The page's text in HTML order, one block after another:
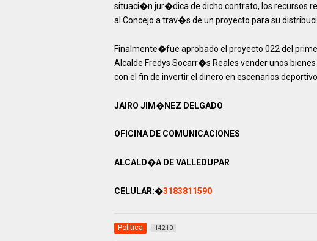
situaci�n jur�dica de dicho contrato, los recursos
al Concejo a trav�s de un proyecto para su
Finalmente�fue aprobado el proyecto 022 del
Alcalde Fredys Socarr�s Reales vender unos
con el fin de invertir el dinero en escenarios
JAIRO JIM�NEZ DELGADO
OFICINA DE COMUNICACIONES
ALCALD�A DE VALLEDUPAR
CELULAR:�3183811590
Politica 14210